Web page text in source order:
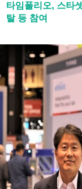
타임폴리오, 스타
탈 등 참여